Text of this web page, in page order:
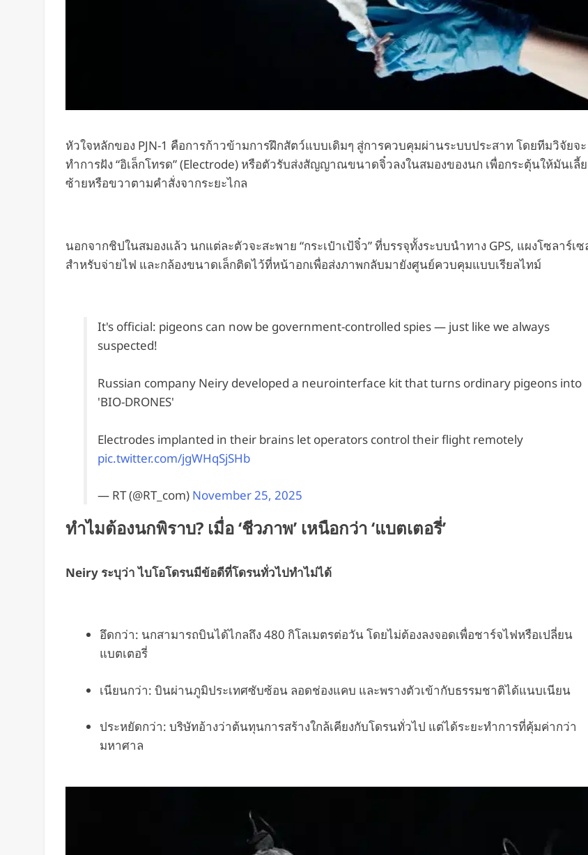
หัวใจหลักของ PJN-1 คือการก้าวข้ามการฝึกสัตว์แบบเดิมๆ สู่การควบคุมผ่านระบบประสาท โดยทีมวิจัยจะ
ทำการฝัง “อิเล็กโทรด” (Electrode) หรือตัวรับส่งสัญญาณขนาดจิ๋วลงในสมองของนก เพื่อกระตุ้นให้มันเลี้
ซ้ายหรือขวาตามคำสั่งจากระยะไกล
นอกจากชิปในสมองแล้ว นกแต่ละตัวจะสะพาย “กระเป๋าเป้จิ๋ว” ที่บรรจุทั้งระบบนำทาง GPS, แผงโซลาร์เซ
สำหรับจ่ายไฟ และกล้องขนาดเล็กติดไว้ที่หน้าอกเพื่อส่งภาพกลับมายังศูนย์ควบคุมแบบเรียลไทม์
It's official: pigeons can now be government-controlled spies — just like we always
suspected!
Russian company Neiry developed a neurointerface kit that turns ordinary pigeons into
'BIO-DRONES'
Electrodes implanted in their brains let operators control their flight remotely
pic.twitter.com/jgWHqSjSHb
— RT (@RT_com) November 25, 2025
ทำไมต้องนกพิราบ? เมื่อ ‘ชีวภาพ’ เหนือกว่า ‘แบตเตอรี่’
Neiry ระบุว่า ไบโอโดรนมีข้อดีที่โดรนทั่วไปทำไม่ได้
อึดกว่า: นกสามารถบินได้ไกลถึง 480 กิโลเมตรต่อวัน โดยไม่ต้องลงจอดเพื่อชาร์จไฟหรือเปลี่ยน
แบตเตอรี่
เนียนกว่า: บินผ่านภูมิประเทศซับซ้อน ลอดช่องแคบ และพรางตัวเข้ากับธรรมชาติได้แนบเนียน
ประหยัดกว่า: บริษัทอ้างว่าต้นทุนการสร้างใกล้เคียงกับโดรนทั่วไป แต่ได้ระยะทำการที่คุ้มค่ากว่า
มหาศาล